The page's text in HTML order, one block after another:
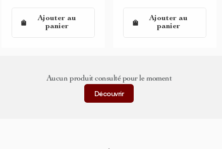
Ajouter au
panier
Ajouter au
panier
Aucun produit consulté pour le moment
Découvrir